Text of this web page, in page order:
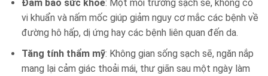
Đảm bảo sức khỏe: Một môi trường sạch sẽ, không có
vi khuẩn và nấm mốc giúp giảm nguy cơ mắc các bệnh về
đường hô hấp, dị ứng hay các bệnh liên quan đến da.
Tăng tính thẩm mỹ: Không gian sống sạch sẽ, ngăn nắp
mang lại cảm giác thoải mái, thư giãn sau một ngày làm